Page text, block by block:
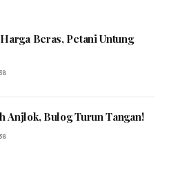
Beras, Petani Untung
Anjlok, Bulog Turun Tangan!